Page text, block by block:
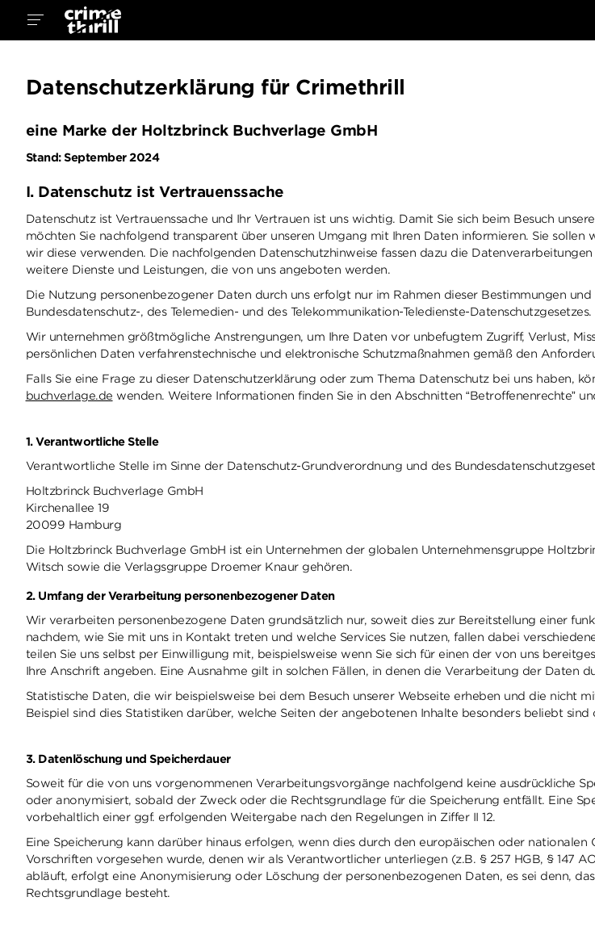
Datenschutzerklärung für Crimethrill
eine Marke der Holtzbrinck Buchverlage GmbH
Stand: September 2024
I. Datenschutz ist Vertrauenssache
Datenschutz ist Vertrauenssache und Ihr Vertrauen ist uns wichtig. Damit Sie sich beim Besuch
möchten Sie nachfolgend transparent über unseren Umgang mit Ihren Daten informieren. Sie
wir diese verwenden. Die nachfolgenden Datenschutzhinweise fassen dazu die
weitere Dienste und Leistungen, die von uns angeboten werden.
Die Nutzung personenbezogener Daten durch uns erfolgt nur im Rahmen dieser Bestimmungen
Bundesdatenschutz-, des Telemedien- und des Telekommunikation-Teledienste-Datenschutzgesetzes.
Wir unternehmen größtmögliche Anstrengungen, um Ihre Daten vor unbefugtem Zugriff, Verlust,
persönlichen Daten verfahrenstechnische und elektronische Schutzmaßnahmen gemäß den
Falls Sie eine Frage zu dieser Datenschutzerklärung oder zum Thema Datenschutz bei uns haben,
buchverlage.de wenden. Weitere Informationen finden Sie in den Abschnitten “Betroffenenrechte”
1. Verantwortliche Stelle
Verantwortliche Stelle im Sinne der Datenschutz-Grundverordnung und des
Holtzbrinck Buchverlage GmbH
Kirchenallee 19
20099 Hamburg
Die Holtzbrinck Buchverlage GmbH ist ein Unternehmen der globalen Unternehmensgruppe
Witsch sowie die Verlagsgruppe Droemer Knaur gehören.
2. Umfang der Verarbeitung personenbezogener Daten
Wir verarbeiten personenbezogene Daten grundsätzlich nur, soweit dies zur Bereitstellung einer
nachdem, wie Sie mit uns in Kontakt treten und welche Services Sie nutzen, fallen dabei
teilen Sie uns selbst per Einwilligung mit, beispielsweise wenn Sie sich für einen der von uns
Ihre Anschrift angeben. Eine Ausnahme gilt in solchen Fällen, in denen die Verarbeitung der Daten
Statistische Daten, die wir beispielsweise bei dem Besuch unserer Webseite erheben und die nicht
Beispiel sind dies Statistiken darüber, welche Seiten der angebotenen Inhalte besonders beliebt
3. Datenlöschung und Speicherdauer
Soweit für die von uns vorgenommenen Verarbeitungsvorgänge nachfolgend keine ausdrückliche
oder anonymisiert, sobald der Zweck oder die Rechtsgrundlage für die Speicherung entfällt. Eine
vorbehaltlich einer ggf. erfolgenden Weitergabe nach den Regelungen in Ziffer II 12.
Eine Speicherung kann darüber hinaus erfolgen, wenn dies durch den europäischen oder
Vorschriften vorgesehen wurde, denen wir als Verantwortlicher unterliegen (z.B. § 257 HGB, § 147
abläuft, erfolgt eine Anonymisierung oder Löschung der personenbezogenen Daten, es sei denn,
Rechtsgrundlage besteht.